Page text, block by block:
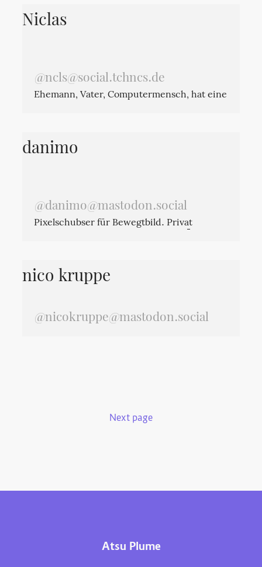
Schwerpunkt in meinem Leben.
Gemeinsam mit meiner Partnerin realisierte
Hier auf Social.Solibre bin ich Hausmeister.
Niclas
@ncls@social.tchncs.de
Ehemann, Vater, Computermensch, hat eine
danimo
@danimo@mastodon.social
Pixelschubser für Bewegtbild. Privat
nico kruppe
@nicokruppe@mastodon.social
Next page
Atsu Plume